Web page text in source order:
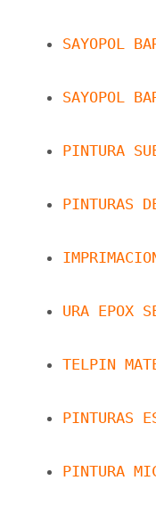
SAYOPOL
SAYOPOL
PINTURA
PINTURAS
URA EPOX
TELPIN
PINTURAS
PINTURA